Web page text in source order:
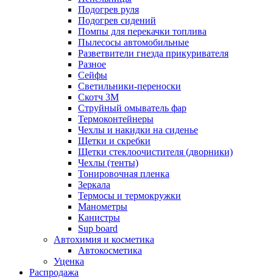
Подогрев руля
Подогрев сидений
Помпы для перекачки топлива
Пылесосы автомобильные
Разветвители гнезда прикуривателя
Разное
Сейфы
Светильники-переноски
Скотч 3М
Струйный омыватель фар
Термоконтейнеры
Чехлы и накидки на сиденье
Щетки и скребки
Щетки стеклоочистителя (дворники)
Чехлы (тенты)
Тонировочная пленка
Зеркалa
Термосы и термокружки
Манометры
Канистры
Sup board
Автохимия и косметика
Автокосметика
Уценка
Распродажа